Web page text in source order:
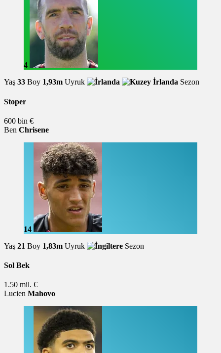
4
Yaş 33 Boy 1,93m Uyruk Sezon
Stoper
600 bin €
Ben Chrisene
14
Yaş 21 Boy 1,83m Uyruk Sezon
Sol Bek
1.50 mil. €
Lucien Mahovo